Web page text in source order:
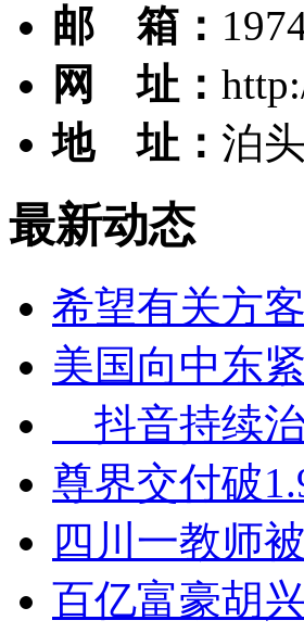
邮 箱：
网 址：
地 址： 泊
最新动态
希望有关方
美国向中东
抖音持续
尊界交付破
四川一教师
百亿富豪胡